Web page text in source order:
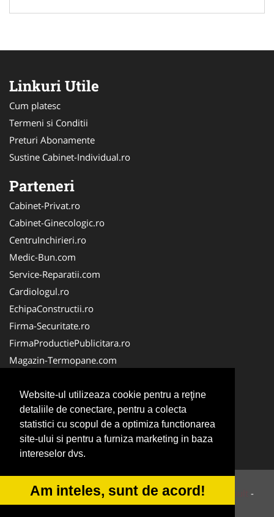
Website-ul utilizeaza cookie pentru a reţine
detaliile de conectare, pentru a colecta
statistici cu scopul de a optimiza functionarea
site-ului si pentru a furniza marketing in baza
intereselor dvs.
Am inteles, sunt de acord!
Linkuri Utile
Cum platesc
Termeni si Conditii
Preturi Abonamente
Sustine Cabinet-Individual.ro
Parteneri
Cabinet-Privat.ro
Cabinet-Ginecologic.ro
CentruInchirieri.ro
Medic-Bun.com
Service-Reparatii.com
Cardiologul.ro
EchipaConstructii.ro
Firma-Securitate.ro
FirmaProductiePublicitara.ro
Magazin-Termopane.com
CramaVinuri.ro
FirmaTractariAuto.ro
InstalatiiSolare.com
Pescaresc.ro
© 2014-2026 Powered byVilonMedia&Tokaido Consult
-